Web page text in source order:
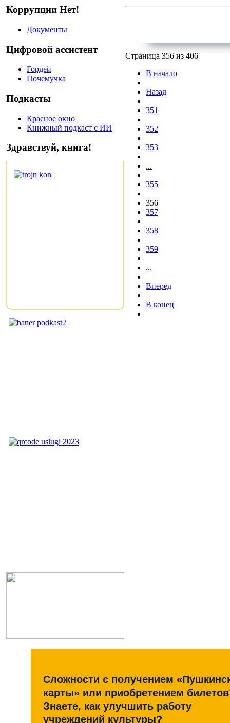
Коррупции Нет!
Документы
Цифровой ассистент
Гордей
Почемучка
Подкасты
Красное окно
Книжный подкаст с ИИ
Здравствуй, книга!
Страница 356 из 406
В начало
Назад
351
352
353
...
355
356
357
358
359
...
Вперед
В конец
Сложности с получением
карты» или приобретением
Знаете, как улучшить работу
учреждений культуры?